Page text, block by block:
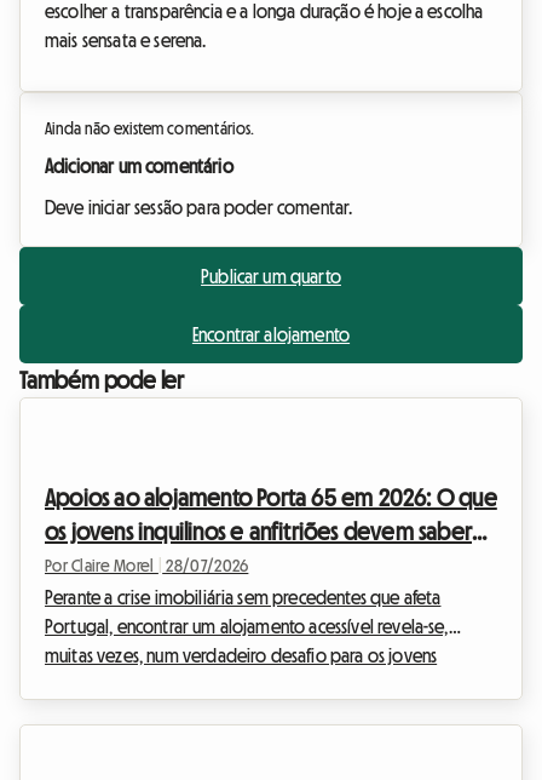
escolher a transparência e a longa duração é hoje a escolha
mais sensata e serena.
Ainda não existem comentários.
Adicionar um comentário
Deve iniciar sessão para poder comentar.
Publicar um quarto
Encontrar alojamento
Também pode ler
Apoios ao alojamento Porta 65 em 2026: O que
os jovens inquilinos e anfitriões devem saber
em Portugal
Por Claire Morel 28/07/2026
Perante a crise imobiliária sem precedentes que afeta
Portugal, encontrar um alojamento acessível revela-se,
muitas vezes, num verdadeiro desafio para os jovens